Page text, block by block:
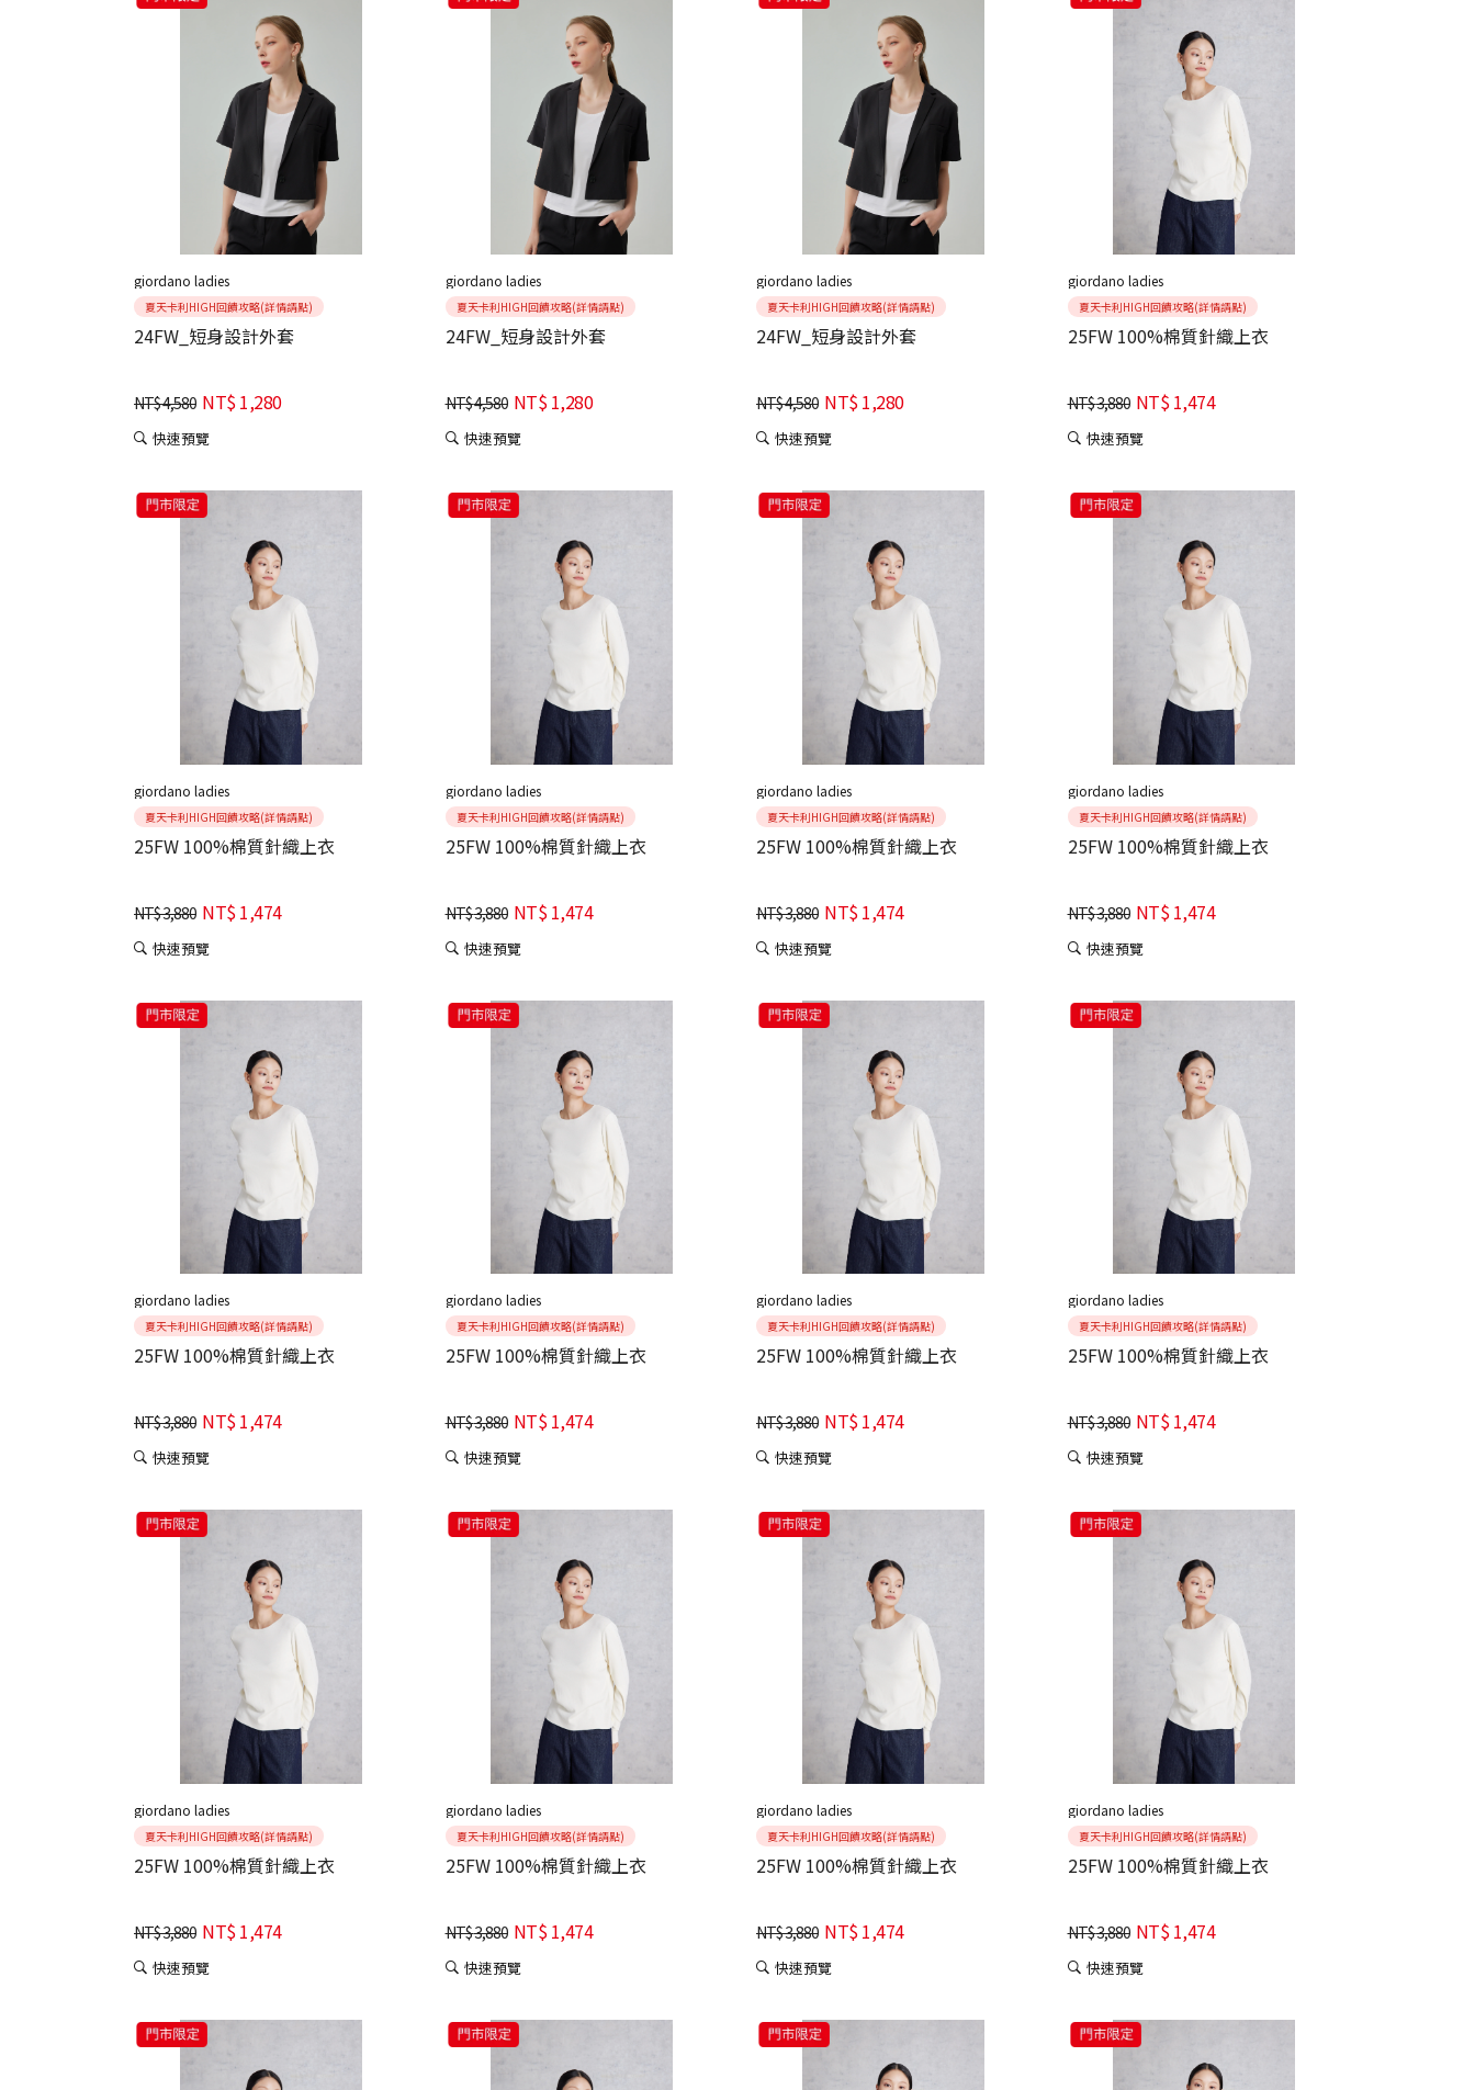
giordano ladies
夏天卡利HIGH回饋攻略(詳情請點)
24FW_短身設計外套
NT$4,580 NT$1,280
快速預覽
giordano ladies
夏天卡利HIGH回饋攻略(詳情請點)
24FW_短身設計外套
NT$4,580 NT$1,280
快速預覽
giordano ladies
夏天卡利HIGH回饋攻略(詳情請點)
24FW_短身設計外套
NT$4,580 NT$1,280
快速預覽
giordano ladies
夏天卡利HIGH回饋攻略(詳情請點)
25FW 100%棉質針織上衣
NT$3,880 NT$1,474
快速預覽
giordano ladies
夏天卡利HIGH回饋攻略(詳情請點)
25FW 100%棉質針織上衣
NT$3,880 NT$1,474
快速預覽
giordano ladies
夏天卡利HIGH回饋攻略(詳情請點)
25FW 100%棉質針織上衣
NT$3,880 NT$1,474
快速預覽
giordano ladies
夏天卡利HIGH回饋攻略(詳情請點)
25FW 100%棉質針織上衣
NT$3,880 NT$1,474
快速預覽
giordano ladies
夏天卡利HIGH回饋攻略(詳情請點)
25FW 100%棉質針織上衣
NT$3,880 NT$1,474
快速預覽
giordano ladies
夏天卡利HIGH回饋攻略(詳情請點)
25FW 100%棉質針織上衣
NT$3,880 NT$1,474
快速預覽
giordano ladies
夏天卡利HIGH回饋攻略(詳情請點)
25FW 100%棉質針織上衣
NT$3,880 NT$1,474
快速預覽
giordano ladies
夏天卡利HIGH回饋攻略(詳情請點)
25FW 100%棉質針織上衣
NT$3,880 NT$1,474
快速預覽
giordano ladies
夏天卡利HIGH回饋攻略(詳情請點)
25FW 100%棉質針織上衣
NT$3,880 NT$1,474
快速預覽
giordano ladies
夏天卡利HIGH回饋攻略(詳情請點)
25FW 100%棉質針織上衣
NT$3,880 NT$1,474
快速預覽
giordano ladies
夏天卡利HIGH回饋攻略(詳情請點)
25FW 100%棉質針織上衣
NT$3,880 NT$1,474
快速預覽
giordano ladies
夏天卡利HIGH回饋攻略(詳情請點)
25FW 100%棉質針織上衣
NT$3,880 NT$1,474
快速預覽
giordano ladies
夏天卡利HIGH回饋攻略(詳情請點)
25FW 100%棉質針織上衣
NT$3,880 NT$1,474
快速預覽